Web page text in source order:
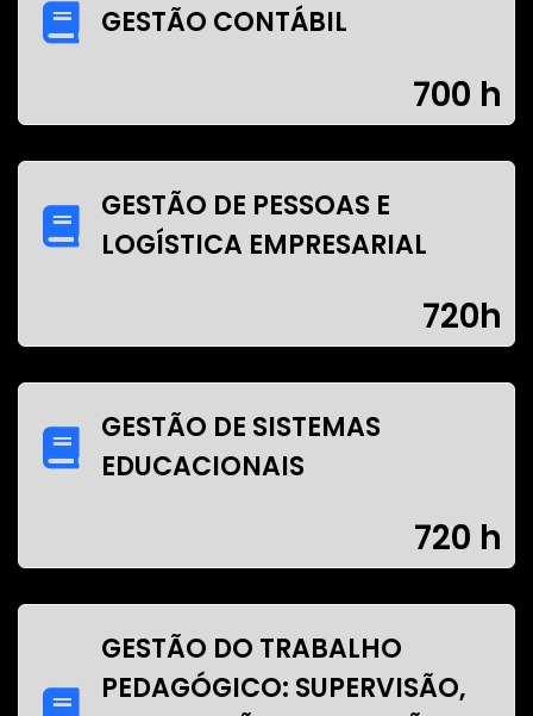
GESTÃO CONTÁBIL
700 h
GESTÃO DE PESSOAS E
LOGÍSTICA EMPRESARIAL
720h
GESTÃO DE SISTEMAS
EDUCACIONAIS
720 h
GESTÃO DO TRABALHO
PEDAGÓGICO: SUPERVISÃO,